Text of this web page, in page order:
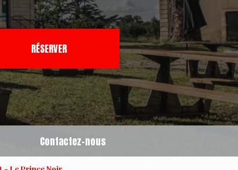
RÉSERVER
Contactez-nous